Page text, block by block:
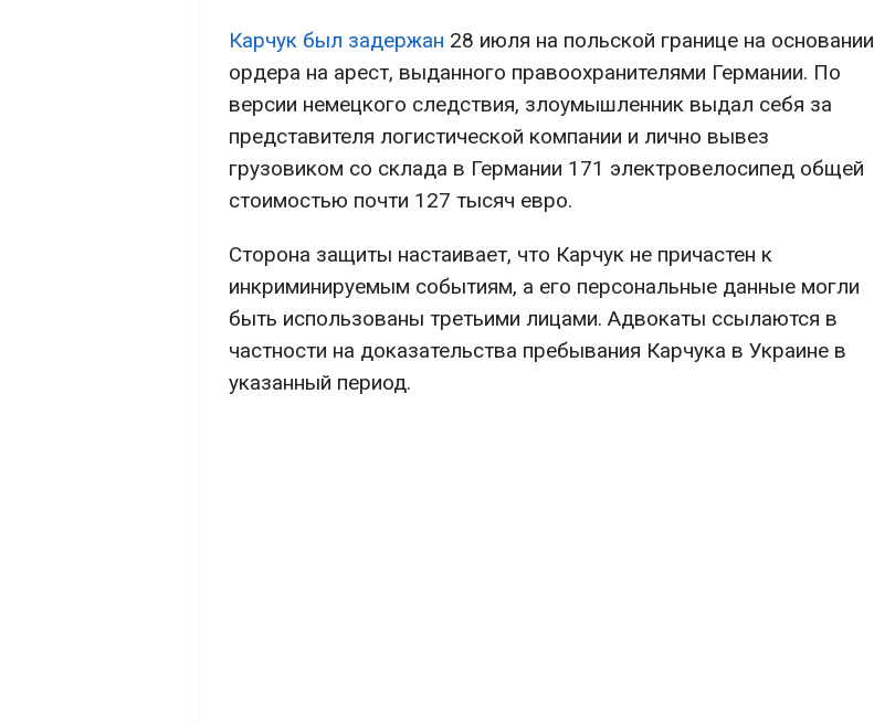
Карчук был задержан 28 июля на польской границе на основании
ордера на арест, выданного правоохранителями Германии. По
версии немецкого следствия, злоумышленник выдал себя за
представителя логистической компании и лично вывез
грузовиком со склада в Германии 171 электровелосипед общей
стоимостью почти 127 тысяч евро.
Сторона защиты настаивает, что Карчук не причастен к
инкриминируемым событиям, а его персональные данные могли
быть использованы третьими лицами. Адвокаты ссылаются в
частности на доказательства пребывания Карчука в Украине в
указанный период.